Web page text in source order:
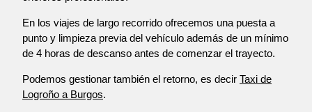
En los viajes de largo recorrido ofrecemos una puesta a
punto y limpieza previa del vehículo además de un mínimo
de 4 horas de descanso antes de comenzar el trayecto.
Podemos gestionar también el retorno, es decir Taxi de
Logroño a Burgos.